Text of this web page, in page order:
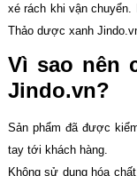
xé rách khi vận chuyển.
Thảo dược xanh
Vì sao nên
Jindo.vn?
Sản phẩm đã được
tay tới khách hàng.
Không sử dụng hóa